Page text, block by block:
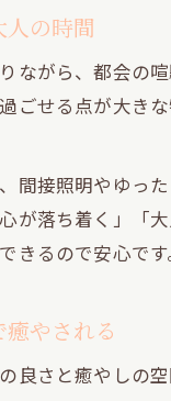
の時間
ながら、都会の
ごせる点が大き
間接照明やゆっ
が落ち着く」「
きるので安心です
やされる
良さと癒やしの